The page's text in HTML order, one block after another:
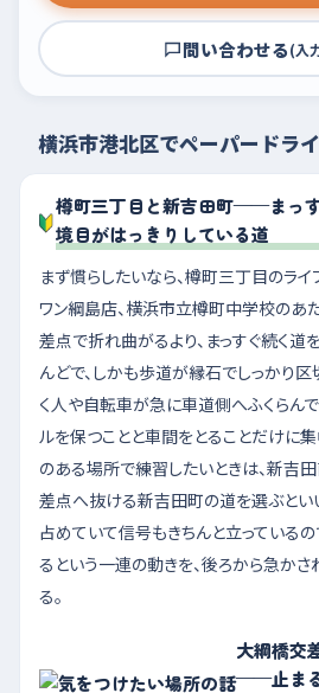
問い合わせる(入
横浜市港北区でペーパードラ
樽町三丁目と新吉田町——まっ
境目がはっきりしている道
まず慣らしたいなら、樽町三丁目のラ
ワン綱島店、横浜市立樽町中学校のあ
差点で折れ曲がるより、まっすぐ続く
んどで、しかも歩道が縁石でしっかり区
く人や自転車が急に車道側へふくらんで
ルを保つことと車間をとることだけに
のある場所で練習したいときは、新吉
差点へ抜ける新吉田町の道を選ぶとい
占めていて信号もきちんと立っているの
るという一連の動きを、後ろから急か
る。
大綱橋交
——止ま